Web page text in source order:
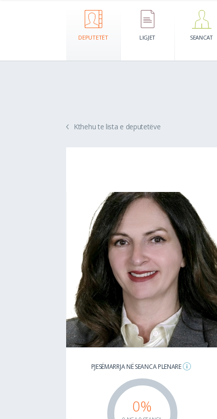
DEPUTETËT LIGJET SEANCAT
Kthehu te lista e deputetëve
PJESËMARRJA NË SEANCA PLENARE
0%